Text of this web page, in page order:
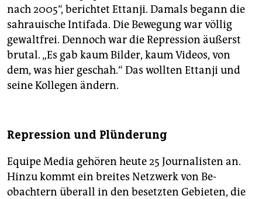
nach 2005“, berichtet Ettanji. Damals begann die
sahrauische Intifada. Die Bewegung war völlig
gewaltfrei. Dennoch war die Repression äußerst
brutal. „Es gab kaum Bilder, kaum Videos, von
dem, was hier geschah.“ Das wollten Ettanji und
seine Kollegen ändern.
Repression und Plünderung
Equipe Media gehören heute 25 Journalisten an.
Hinzu kommt ein breites Netzwerk von Be­
obachtern überall in den besetzten Gebieten, die